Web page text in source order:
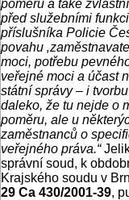
poměru a také
před služebními
příslušníka Policie
povahu
moci, potřebu
veřejné moci a účast
státní správy – i
daleko, že tu nejde o
poměru, ale u
zaměstnanců o
veřejného práva.“
správní soud, k
Krajského soudu v
29 Ca 430/2001-39,